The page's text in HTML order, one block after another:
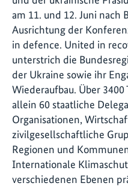
am 11. und 12. Juni nach
Ausrichtung der
in defence. United in
unterstrich die
der Ukraine sowie ihr
Wiederaufbau. Über
allein 60 staatliche
Organisationen,
zivilgesellschaftliche
Regionen und
Internationale
verschiedenen Ebenen